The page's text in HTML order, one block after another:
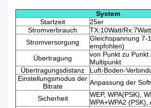
System
Startzeit
25er
Stromverbrauch
TX:10Watt/Rx:7Watt
Stromversorgung
Gleichspannung 7-
empfohlen)
Übertragung
von Punkt zu Punkt
Multipunkt
Übertragungsdistanz
Luft-Boden-
Einstellungsmodus der
Bitrate
Anpassung der
Sicherheit
WEP, WPA(PSK),
WPA+WPA2 (PSK),